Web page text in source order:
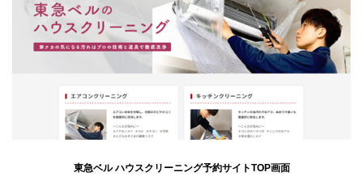
東急ベル ハウスクリーニング予約サイトTOP画面